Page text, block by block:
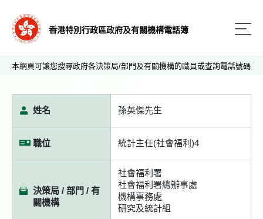
香港特別行政區政府及有關機構電話簿
本網頁可讓您搜尋政府各決策局/部門及有關機構的職員或查詢電話號碼
姓名 孫英傑先生
職位 統計主任(社會福利)4
決策局 / 部門 / 有
關機構
社會福利署
社會福利署總辦事處
機構事務處
研究及統計組